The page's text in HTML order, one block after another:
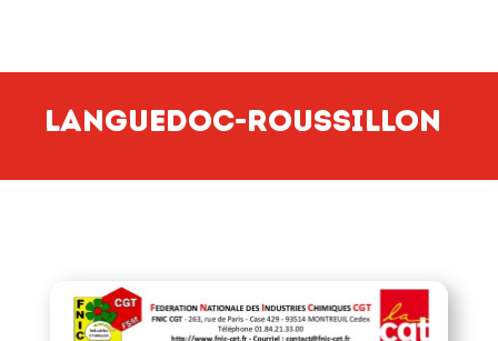
Languedoc-Roussillon